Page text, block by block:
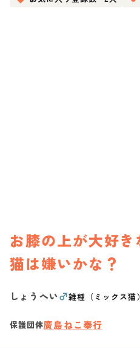
お膝の上が大好
猫は嫌いかな？
しょうへい♂雑種（ミックス猫）
保護団体廣島ねこ奉行